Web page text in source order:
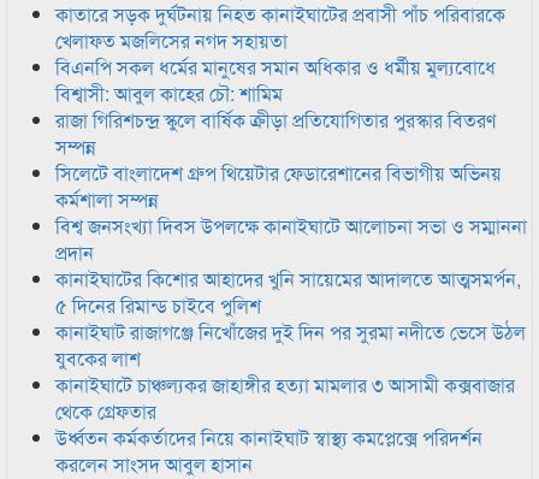
কাতারে সড়ক দুর্ঘটনায় নিহত কানাইঘাটের প্রবাসী পাঁচ পরিবারকে
খেলাফত মজলিসের নগদ সহায়তা
বিএনপি সকল ধর্মের মানুষের সমান অধিকার ও ধর্মীয় মুল্যবোধে
বিশ্বাসী: আবুল কাহের চৌ: শামিম
রাজা গিরিশচন্দ্র স্কুলে বার্ষিক ক্রীড়া প্রতিযোগিতার পুরস্কার বিতরণ
সম্পন্ন
সিলেটে বাংলাদেশ গ্রুপ থিয়েটার ফেডারেশানের বিভাগীয় অভিনয়
কর্মশালা সম্পন্ন
বিশ্ব জনসংখ্যা দিবস উপলক্ষে কানাইঘাটে আলোচনা সভা ও সম্মাননা
প্রদান
কানাইঘাটের কিশোর আহাদের খুনি সায়েমের আদালতে আত্মসমর্পন,
৫ দিনের রিমান্ড চাইবে পুলিশ
কানাইঘাট রাজাগঞ্জে নিখোঁজের দুই দিন পর সুরমা নদীতে ভেসে উঠল
যুবকের লাশ
কানাইঘাটে চাঞ্চল্যকর জাহাঙ্গীর হত্যা মামলার ৩ আসামী কক্সবাজার
থেকে গ্রেফতার
উর্ধ্বতন কর্মকর্তাদের নিয়ে কানাইঘাট স্বাস্থ্য কমপ্লেক্সে পরিদর্শন
করলেন সাংসদ আবুল হাসান